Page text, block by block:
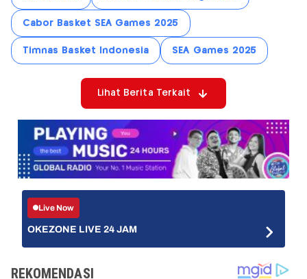
Cabor Basket SEA Games 2025
Timnas Basket Indonesia SEA Games 2025
Lihat Berita Terkait
Live Now
OKEZONE LIVE 24 JAM